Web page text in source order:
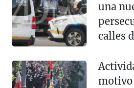
una
calles
motivo